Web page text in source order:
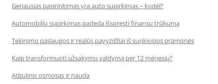
Geriausias pasirinkimas yra auto supirkimas – kodėl?
Automobilių supirkimas padeda išspręsti finansų trūkumą
Tekinimo paslaugos ir realūs pavyzdžiai iš sunkiosios pramonės
Kaip transformuoti užsakymų valdymą per 12 mėnesių?
Atbulinis osmosas ir nauda